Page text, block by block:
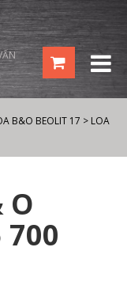
B&O BEOLIT 17 > LOA
O